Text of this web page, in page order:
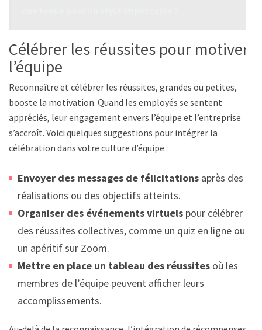
Célébrer les réussites pour motiver
l’équipe
Reconnaître et célébrer les réussites, grandes ou petites,
booste la motivation. Quand les employés se sentent
appréciés, leur engagement envers l’équipe et l’entreprise
s’accroît. Voici quelques suggestions pour intégrer la
célébration dans votre culture d’équipe :
Envoyer des messages de félicitations après des
réalisations ou des objectifs atteints.
Organiser des événements virtuels pour célébrer
des réussites collectives, comme un quiz en ligne ou
un apéritif sur Zoom.
Mettre en place un tableau des réussites où les
membres de l’équipe peuvent afficher leurs
accomplissements.